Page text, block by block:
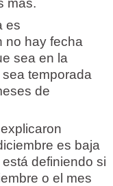
más.
es
no hay fecha
sea en la
temporada
de
es baja
definiendo si
o el mes